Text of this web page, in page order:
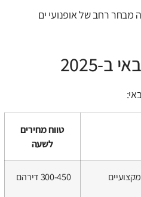
מבחר רחב של אופנועי ים
טווח מחירים
לשעה
300-450 דירהם